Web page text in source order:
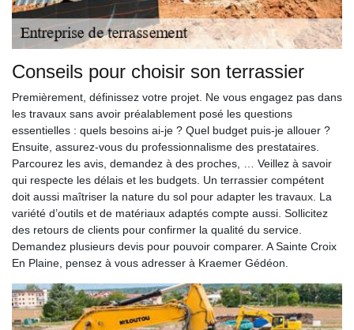
Conseils pour choisir son terrassier
Premièrement, définissez votre projet. Ne vous engagez pas dans
les travaux sans avoir préalablement posé les questions
essentielles : quels besoins ai-je ? Quel budget puis-je allouer ?
Ensuite, assurez-vous du professionnalisme des prestataires.
Parcourez les avis, demandez à des proches, … Veillez à savoir
qui respecte les délais et les budgets. Un terrassier compétent
doit aussi maîtriser la nature du sol pour adapter les travaux. La
variété d’outils et de matériaux adaptés compte aussi. Sollicitez
des retours de clients pour confirmer la qualité du service.
Demandez plusieurs devis pour pouvoir comparer. A Sainte Croix
En Plaine, pensez à vous adresser à Kraemer Gédéon.